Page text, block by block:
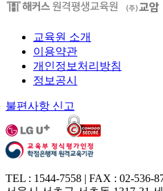
교육원 소개
이용약관
개인정보처리방침
정보공시
불편사항 신고
TEL : 1544-7558 | FAX : 02-536-